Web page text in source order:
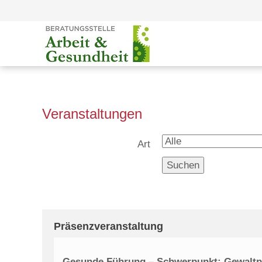
Veranstaltungen
Art
Suchen
Präsenzveranstaltung